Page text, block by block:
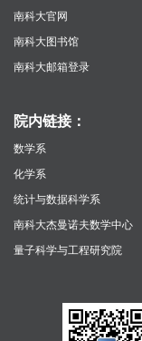
南科大官网
南科大图书馆
南科大邮箱登录
院内链接：
数学系
化学系
统计与数据科学系
南科大杰曼诺夫数学中心
量子科学与工程研究院